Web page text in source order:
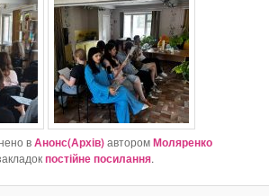
вАнонс(Архів)авторомМоляренко
постійне посилання.